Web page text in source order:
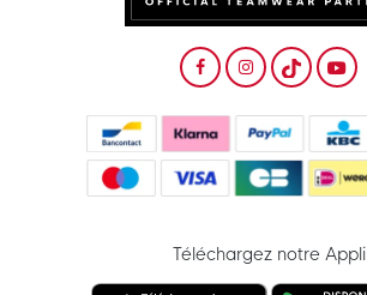
Téléchargez notre Appli